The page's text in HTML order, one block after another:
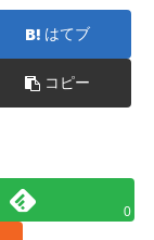
はてブ
コピー
0